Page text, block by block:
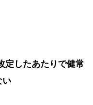
定したあたりで健常
い